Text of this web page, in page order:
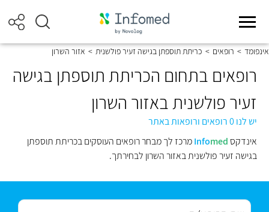
אינפומד > רופאים > כריתת תוספתן בגישה זעיר פולשנית > אזור השרון
רופאים בתחום הכריתת תוספתן בגישה
זעיר פולשנית באזור השרון
יש לנו 0 רופאים ורופאות באתר
אינדקס
Infomed
מרכז לך מבחר רופאים העוסקים בכריתת תוספתן
בגישה זעיר פולשנית באזור השרון לבחירתך.